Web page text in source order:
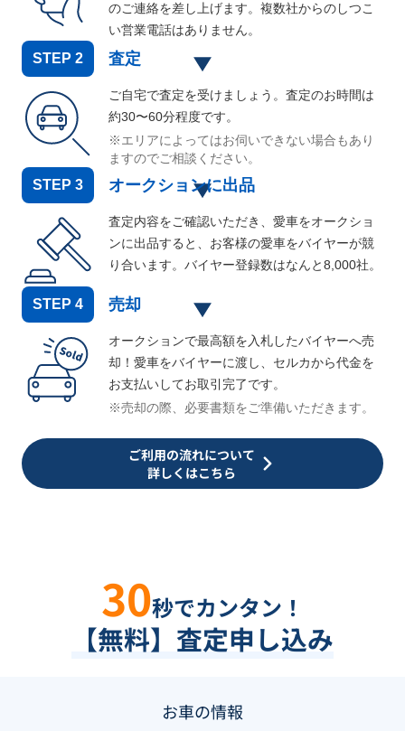
のご連絡を差し上げます。複数社からのしつこ
い営業電話はありません。
STEP 2 査定
ご自宅で査定を受けましょう。査定のお時間は
約30〜60分程度です。
※エリアによってはお伺いできない場合もあり
ますのでご相談ください。
STEP 3 オークションに出品
査定内容をご確認いただき、愛車をオークショ
ンに出品すると、お客様の愛車をバイヤーが競
り合います。バイヤー登録数はなんと8,000社。
STEP 4 売却
オークションで最高額を入札したバイヤーへ売
却！愛車をバイヤーに渡し、セルカから代金を
お支払いしてお取引完了です。
※売却の際、必要書類をご準備いただきます。
ご利用の流れについて
詳しくはこちら
30秒でカンタン！
【無料】査定申し込み
お車の情報